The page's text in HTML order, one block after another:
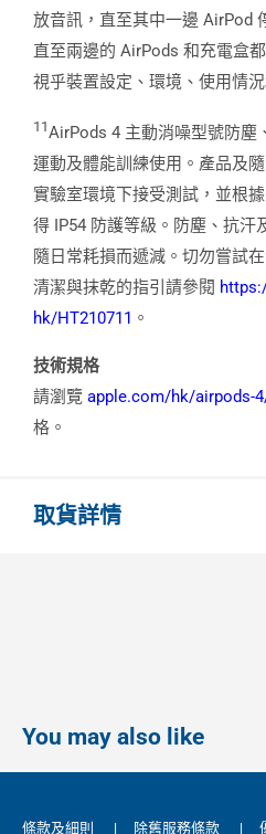
放音訊，直至其中一邊 AirPod
直至兩邊的 AirPods 和充電盒
視乎裝置設定、環境、使用情
11AirPods 4 主動消噪型號防塵
運動及體能訓練使用。產品及
實驗室環境下接受測試，並根
得 IP54 防護等級。防塵、抗汗
隨日常耗損而遞減。切勿嘗試
清潔與抹乾的指引請參閱
hk/HT210711 。
技術規格
請瀏覽 apple.com/hk/airpods-
格。
取貨詳情
You may also like
條款及細則 | 除舊服務條款 |